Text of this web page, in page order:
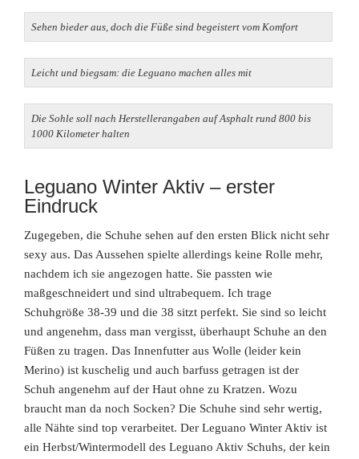
Sehen bieder aus, doch die Füße sind begeistert vom Komfort
Leicht und biegsam: die Leguano machen alles mit
Die Sohle soll nach Herstellerangaben auf Asphalt rund 800 bis
1000 Kilometer halten
Leguano Winter Aktiv – erster
Eindruck
Zugegeben, die Schuhe sehen auf den ersten Blick nicht sehr
sexy aus. Das Aussehen spielte allerdings keine Rolle mehr,
nachdem ich sie angezogen hatte. Sie passten wie
maßgeschneidert und sind ultrabequem. Ich trage
Schuhgröße 38-39 und die 38 sitztperfekt. Sie sind so leicht
und angenehm, dass man vergisst, überhaupt Schuhe an den
Füßen zu tragen. Das Innenfutter aus Wolle (leider kein
Merino) ist kuschelig und auch barfuss getragen ist der
Schuh angenehm auf der Haut ohne zu Kratzen. Wozu
braucht man da noch Socken? Die Schuhe sind sehr wertig,
alle Nähte sind top verarbeitet. Der Leguano Winter Aktiv ist
ein Herbst/Wintermodell des Leguano Aktiv Schuhs, der kein